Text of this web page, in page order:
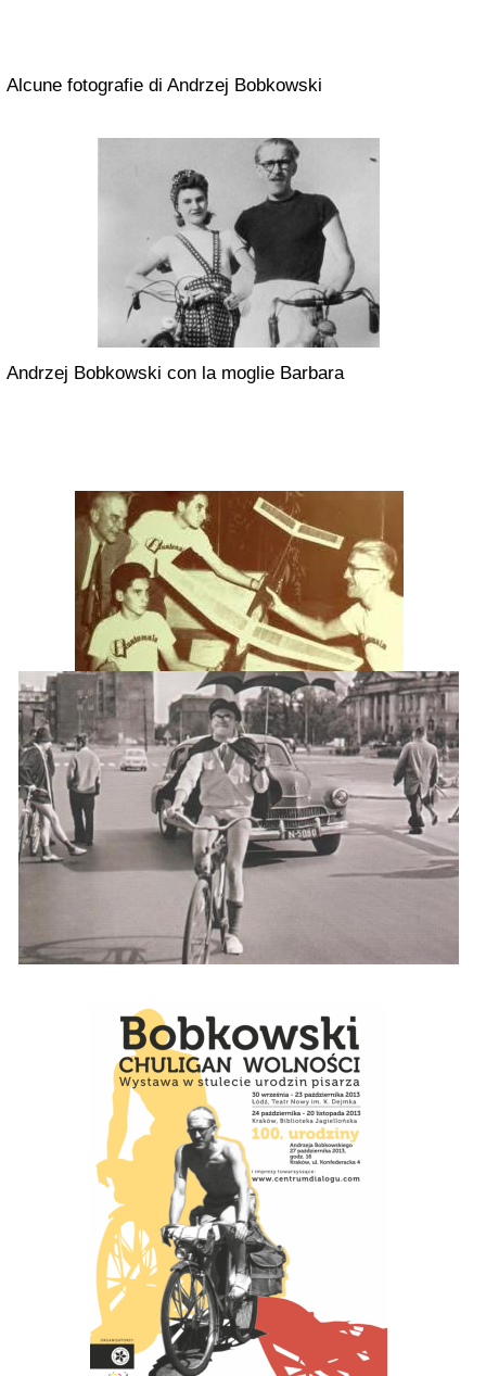
Alcune fotografie di Andrzej Bobkowski
Andrzej Bobkowski con la moglie Barbara